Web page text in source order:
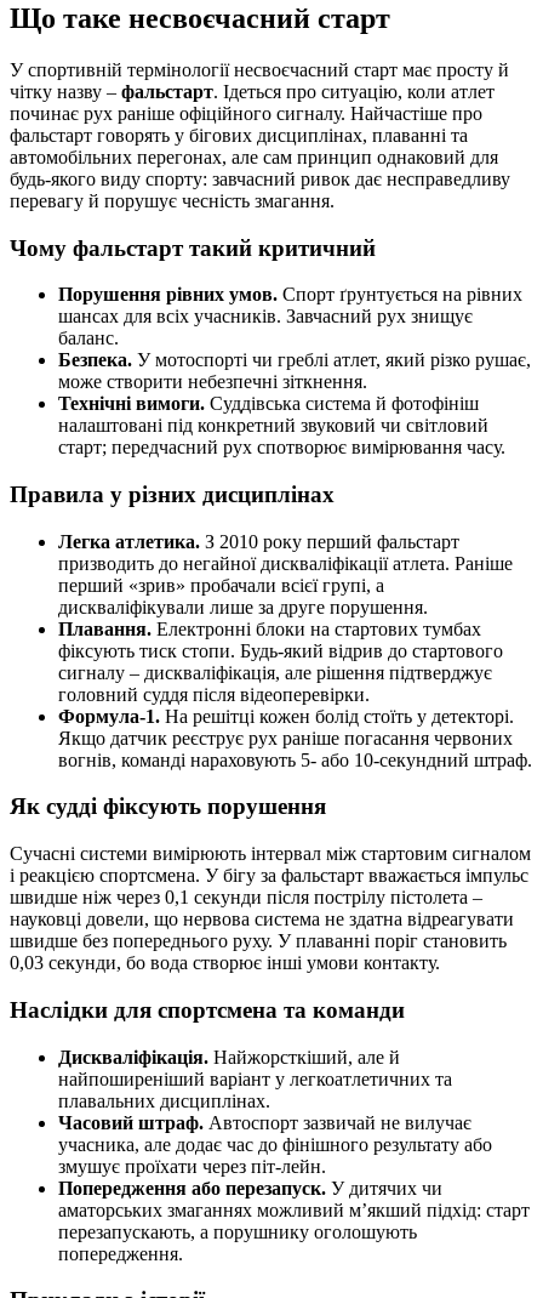
Що таке несвоєчасний старт
У спортивній термінології несвоєчасний старт має просту й
чітку назву – фальстарт. Ідеться про ситуацію, коли атлет
починає рух раніше офіційного сигналу. Найчастіше про
фальстарт говорять у бігових дисциплінах, плаванні та
автомобільних перегонах, але сам принцип однаковий для
будь-якого виду спорту: завчасний ривок дає несправедливу
перевагу й порушує чесність змагання.
Чому фальстарт такий критичний
Порушення рівних умов. Спорт ґрунтується на рівних
шансах для всіх учасників. Завчасний рух знищує
баланс.
Безпека. У мотоспорті чи греблі атлет, який різко рушає,
може створити небезпечні зіткнення.
Технічні вимоги. Суддівська система й фотофініш
налаштовані під конкретний звуковий чи світловий
старт; передчасний рух спотворює вимірювання часу.
Правила у різних дисциплінах
Легка атлетика. З 2010 року перший фальстарт
призводить до негайної дискваліфікації атлета. Раніше
перший «зрив» пробачали всієї групі, а
дискваліфікували лише за друге порушення.
Плавання. Електронні блоки на стартових тумбах
фіксують тиск стопи. Будь-який відрив до стартового
сигналу – дискваліфікація, але рішення підтверджує
головний суддя після відеоперевірки.
Формула-1. На решітці кожен болід стоїть у детекторі.
Якщо датчик реєструє рух раніше погасання червоних
вогнів, команді нараховують 5- або 10-секундний штраф.
Як судді фіксують порушення
Сучасні системи вимірюють інтервал між стартовим сигналом
і реакцією спортсмена. У бігу за фальстарт вважається імпульс
швидше ніж через 0,1 секунди після пострілу пістолета –
науковці довели, що нервова система не здатна відреагувати
швидше без попереднього руху. У плаванні поріг становить
0,03 секунди, бо вода створює інші умови контакту.
Наслідки для спортсмена та команди
Дискваліфікація. Найжорсткіший, але й
найпоширеніший варіант у легкоатлетичних та
плавальних дисциплінах.
Часовий штраф. Автоспорт зазвичай не вилучає
учасника, але додає час до фінішного результату або
змушує проїхати через піт-лейн.
Попередження або перезапуск. У дитячих чи
аматорських змаганнях можливий м’якший підхід: старт
перезапускають, а порушнику оголошують
попередження.